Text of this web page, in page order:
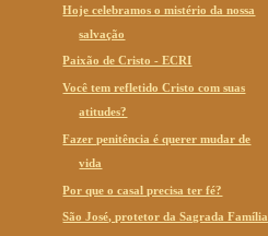
Hoje celebramos o mistério da nossa
salvação
Paixão de Cristo - ECRI
Você tem refletido Cristo com suas
atitudes?
Fazer penitência é querer mudar de
vida
Por que o casal precisa ter fé?
São José, protetor da Sagrada Família